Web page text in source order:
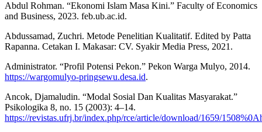
Abdul Rohman. “Ekonomi Islam Masa Kini.” Faculty of Economics
and Business, 2023. feb.ub.ac.id.
Abdussamad, Zuchri. Metode Penelitian Kualitatif. Edited by Patta
Rapanna. Cetakan I. Makasar: CV. Syakir Media Press, 2021.
Administrator. “Profil Potensi Pekon.” Pekon Warga Mulyo, 2014.
https://wargomulyo-pringsewu.desa.id.
Ancok, Djamaludin. “Modal Sosial Dan Kualitas Masyarakat.”
Psikologika 8, no. 15 (2003): 4–14.
https://revistas.ufrj.br/index.php/rce/article/download/1659/